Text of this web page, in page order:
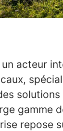
acteur
gamme
repose